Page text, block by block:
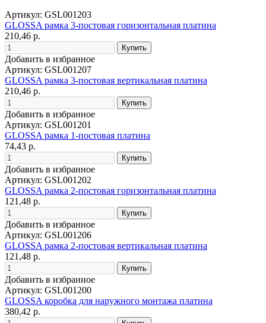
Артикул: GSL001203
GLOSSA рамка 3-постовая горизонтальная платина
210,46 р.
Добавить в избранное
Артикул: GSL001207
GLOSSA рамка 3-постовая вертикальная платина
210,46 р.
Добавить в избранное
Артикул: GSL001201
GLOSSA рамка 1-постовая платина
74,43 р.
Добавить в избранное
Артикул: GSL001202
GLOSSA рамка 2-постовая горизонтальная платина
121,48 р.
Добавить в избранное
Артикул: GSL001206
GLOSSA рамка 2-постовая вертикальная платина
121,48 р.
Добавить в избранное
Артикул: GSL001200
GLOSSA коробка для наружного монтажа платина
380,42 р.